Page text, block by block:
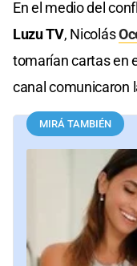
En el medio del
Luzu TV, Nicolás
tomarían cartas en
canal comunicaron
MIRÁ TAMBIÉN